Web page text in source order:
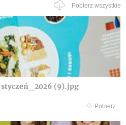
Pobierz wszystkie
styczeń_2026 (9).jpg
Pobierz